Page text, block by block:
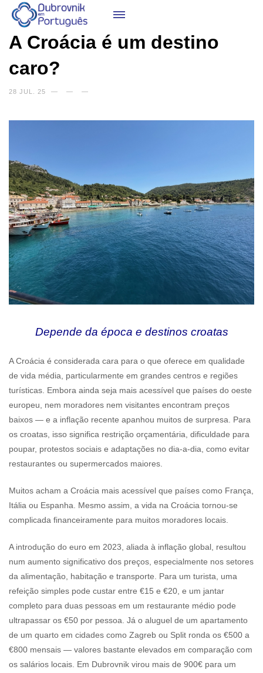
A Croácia é um destino
caro?
28 JUL. 25 — — —
Depende da época e destinos croatas
A Croácia é considerada cara para o que oferece em qualidade
de vida média, particularmente em grandes centros e regiões
turísticas. Embora ainda seja mais acessível que países do oeste
europeu, nem moradores nem visitantes encontram preços
baixos — e a inflação recente apanhou muitos de surpresa. Para
os croatas, isso significa restrição orçamentária, dificuldade para
poupar, protestos sociais e adaptações no dia‑a‑dia, como evitar
restaurantes ou supermercados maiores.
Muitos acham a Croácia mais acessível que países como França,
Itália ou Espanha. Mesmo assim, a vida na Croácia tornou‑se
complicada financeiramente para muitos moradores locais.
A introdução do euro em 2023, aliada à inflação global, resultou
num aumento significativo dos preços, especialmente nos setores
da alimentação, habitação e transporte. Para um turista, uma
refeição simples pode custar entre €15 e €20, e um jantar
completo para duas pessoas em um restaurante médio pode
ultrapassar os €50 por pessoa. Já o aluguel de um apartamento
de um quarto em cidades como Zagreb ou Split ronda os €500 a
€800 mensais — valores bastante elevados em comparação com
os salários locais. Em Dubrovnik virou mais de 900€ para um